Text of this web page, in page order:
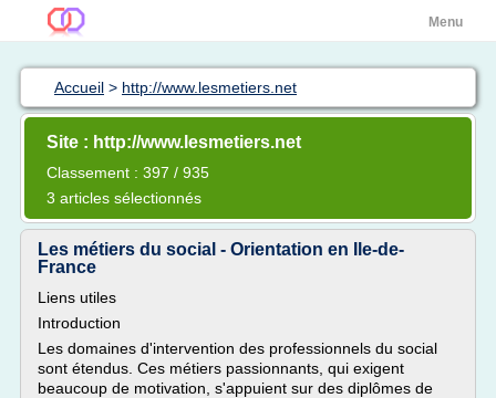
Menu
Accueil > http://www.lesmetiers.net
Site : http://www.lesmetiers.net
Classement : 397 / 935
3 articles sélectionnés
Les métiers du social - Orientation en Ile-de-
France
Liens utiles
Introduction
Les domaines d'intervention des professionnels du social
sont étendus. Ces métiers passionnants, qui exigent
beaucoup de motivation, s'appuient sur des diplômes de